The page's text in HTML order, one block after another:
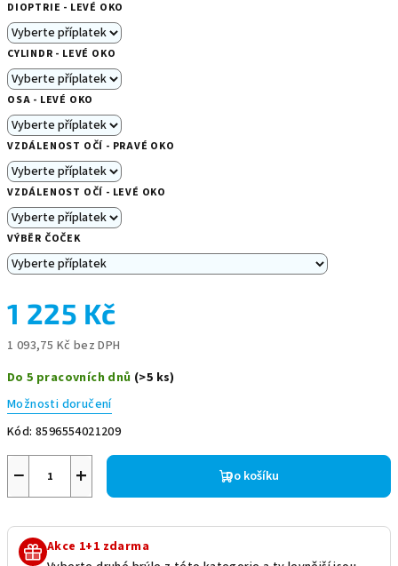
DIOPTRIE - LEVÉ OKO
CYLINDR - LEVÉ OKO
OSA - LEVÉ OKO
VZDÁLENOST OČÍ - PRAVÉ OKO
VZDÁLENOST OČÍ - LEVÉ OKO
VÝBĚR ČOČEK
1 225 Kč
1 093,75 Kč bez DPH
cena:
Do 5 pracovních dnů (>5 ks)
Možnosti doručení
Kód: 8596554021209
+
− Do košíku
Akce 1+1 zdarma